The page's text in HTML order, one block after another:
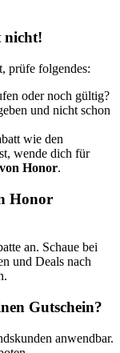
nicht!
prüfe folgendes:
oder noch gültig?
und nicht schon
wie den
wende dich für
Honor.
Honor
an. Schaue bei
und Deals nach
Gutschein?
anwendbar.